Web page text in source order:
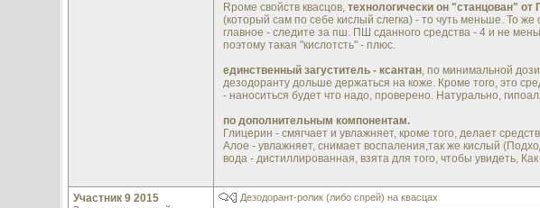
Rроме свойств квасцов,технологически он "станцован" от
(который сам по себе кислый слегка) - то чуть меньше. То
главное - следите за пш. ПШ сданного средства - 4 и не
поэтому такая "кислотсть" - плюс.
единственный загуститель - ксантан, по минимальной
дезодоранту дольше держаться на коже. Кроме того, это
- наноситься будет что надо, проверено. Натурально,
по дополнительным компонентам.
Глицерин - смягчает и увлажняет, кроме того, делает
Алое - увлажняет, снимает воспаления,так же кислый
вода - дистиллированная, взята для того, чтобы увидеть,
Участник 9 2015
Дезодорант-ролик (либо спрей) на квасцах